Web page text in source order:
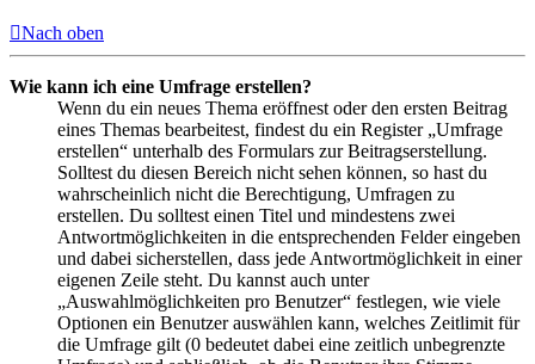
Nach oben
Wie kann ich eine Umfrage erstellen?
Wenn du ein neues Thema eröffnest oder den ersten Beitrag
eines Themas bearbeitest, findest du ein Register „Umfrage
erstellen“ unterhalb des Formulars zur Beitragserstellung.
Solltest du diesen Bereich nicht sehen können, so hast du
wahrscheinlich nicht die Berechtigung, Umfragen zu
erstellen. Du solltest einen Titel und mindestens zwei
Antwortmöglichkeiten in die entsprechenden Felder eingeben
und dabei sicherstellen, dass jede Antwortmöglichkeit in einer
eigenen Zeile steht. Du kannst auch unter
„Auswahlmöglichkeiten pro Benutzer“ festlegen, wie viele
Optionen ein Benutzer auswählen kann, welches Zeitlimit für
die Umfrage gilt (0 bedeutet dabei eine zeitlich unbegrenzte